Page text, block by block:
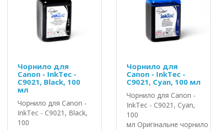
Чорнило для
Canon - InkTec -
C9021, Black, 100
мл
Чорнило для Canon -
InkTec - C9021, Black,
100
Чорнило для
Canon - InkTec -
C9021, Cyan, 100 мл
Чорнило для Canon -
InkTec - C9021, Cyan,
100
мл Оригінальне чорнило